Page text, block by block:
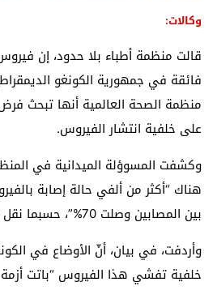
وكالات:
قالت منظمة أطباء بلا حدود، إن
فائقة في جمهورية الكونغو
منظمة الصحة العالمية أنها تبحث
على خلفية انتشار الفيروس.
وكشفت المسوؤلة الميدانية في
هناك “أكثر من ألفي حالة إصابة
بين المصابين وصلت 70%”، حسبما نقل موقع “يورو نيوز”.
وأردفت، في بيان، أنّ الأوضاع في
خلفية تفشي هذا الفيروس “باتت